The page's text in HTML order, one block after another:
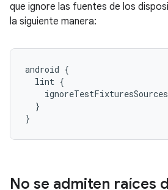
que ignore las fuentes de los
la siguiente manera:
android {
  lint {
  }
}
No se admiten raíces